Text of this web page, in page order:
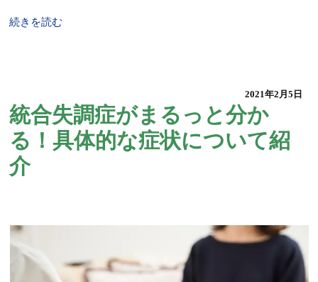
続きを読む
2021年2月5日
統合失調症がまるっと分か
る！具体的な症状について紹
介